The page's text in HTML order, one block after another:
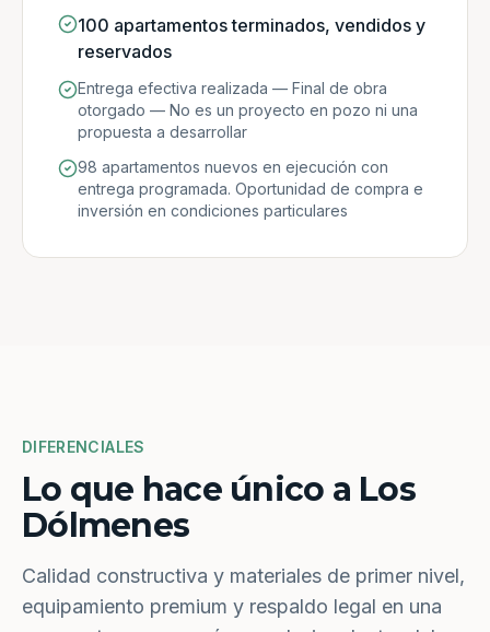
100 apartamentos terminados, vendidos y
reservados
Entrega efectiva realizada — Final de obra
otorgado — No es un proyecto en pozo ni una
propuesta a desarrollar
98 apartamentos nuevos en ejecución con
entrega programada. Oportunidad de compra e
inversión en condiciones particulares
DIFERENCIALES
Lo que hace único a Los
Dólmenes
Calidad constructiva y materiales de primer nivel,
equipamiento premium y respaldo legal en una